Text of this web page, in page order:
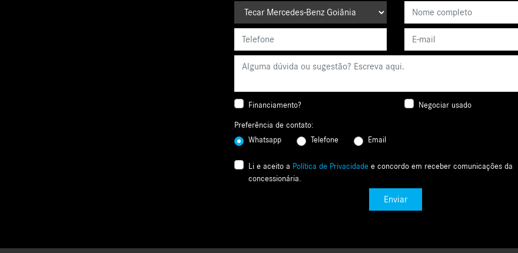
Financiamento? Negociar usado
Preferência de contato:
Whatsapp
Telefone Email
Li e aceito a Política de Privacidade e concordo em receber comunicações da
concessionária.
Enviar